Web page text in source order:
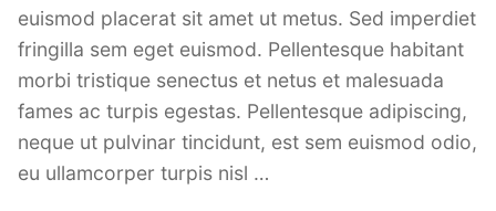
NanoJPG V4 simple
Méga-formation Strobist / Studio de Rue
Lumière et flash TTL
Le Look Noir et Blanc
euismod placerat sit amet ut metus. Sed imperdiet
fringilla sem eget euismod. Pellentesque habitant
morbi tristique senectus et netus et malesuada
fames ac turpis egestas. Pellentesque adipiscing,
neque ut pulvinar tincidunt, est sem euismod odio,
eu ullamcorper turpis nisl …